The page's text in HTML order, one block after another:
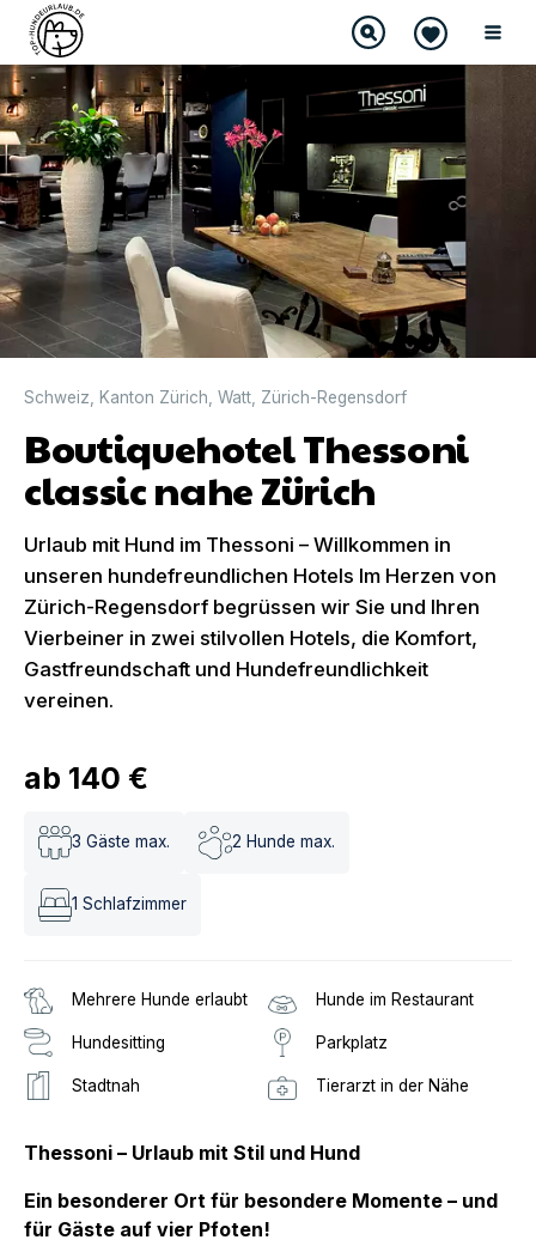
Schweiz Kanton Zürich Watt Zürich-Regensdorf
Boutiquehotel Thessoni
classic nahe Zürich
Urlaub mit Hund im Thessoni – Willkommen in
unseren hundefreundlichen Hotels Im Herzen von
Zürich-Regensdorf begrüssen wir Sie und Ihren
Vierbeiner in zwei stilvollen Hotels, die Komfort,
Gastfreundschaft und Hundefreundlichkeit
vereinen.
ab 140 €
3 Gäste max. 2 Hunde max.
1 Schlafzimmer
Mehrere Hunde erlaubt Hunde im Restaurant
Hundesitting Parkplatz
Stadtnah Tierarzt in der Nähe
Thessoni – Urlaub mit Stil und Hund
Ein besonderer Ort für besondere Momente – und
für Gäste auf vier Pfoten!